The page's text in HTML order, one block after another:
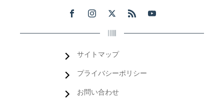
サイトマップ
プライバシーポリシー
お問い合わせ